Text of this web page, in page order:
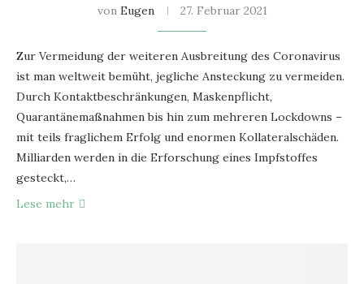
von Eugen 27. Februar 2021
Zur Vermeidung der weiteren Ausbreitung des Coronavirus
ist man weltweit bemüht, jegliche Ansteckung zu vermeiden.
Durch Kontaktbeschränkungen, Maskenpflicht,
Quarantänemaßnahmen bis hin zum mehreren Lockdowns –
mit teils fraglichem Erfolg und enormen Kollateralschäden.
Milliarden werden in die Erforschung eines Impfstoffes
gesteckt,…
Lese mehr